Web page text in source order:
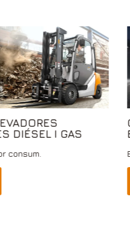
DIÉSEL I GAS
consum.